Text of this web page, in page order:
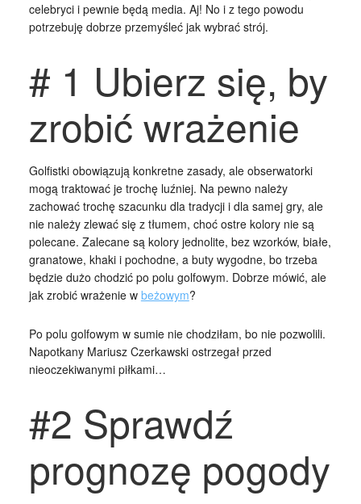
celebryci i pewnie będą media. Aj! No i z tego powodu
potrzebuję dobrze przemyśleć jak wybrać strój.
# 1 Ubierz się, by
zrobić wrażenie
Golfistki obowiązują konkretne zasady, ale obserwatorki
mogą traktować je trochę luźniej. Na pewno należy
zachować trochę szacunku dla tradycji i dla samej gry, ale
nie należy zlewać się z tłumem, choć ostre kolory nie są
polecane. Zalecane są kolory jednolite, bez wzorków, białe,
granatowe, khaki i pochodne, a buty wygodne, bo trzeba
będzie dużo chodzić po polu golfowym. Dobrze mówić, ale
jak zrobić wrażenie w beżowym?
Po polu golfowym w sumie nie chodziłam, bo nie pozwolili.
Napotkany Mariusz Czerkawski ostrzegał przed
nieoczekiwanymi piłkami…
#2 Sprawdź
prognozę pogody